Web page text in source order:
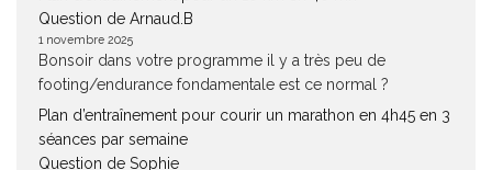
Question de Arnaud.B
1 novembre 2025
Bonsoir dans votre programme il y a très peu de
footing/endurance fondamentale est ce normal ?
Plan d’entraînement pour courir un marathon en 4h45 en 3
séances par semaine
Question de Sophie